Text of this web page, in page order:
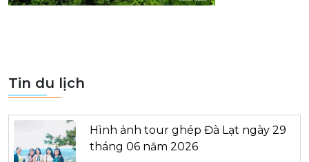
Tin du lịch
Hình ảnh tour ghép Đà Lạt ngày 29
tháng 06 năm 2026